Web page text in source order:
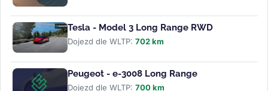
Tesla - Model 3 Long Range RWD
Dojezd dle WLTP: 702 km
Peugeot - e-3008 Long Range
Dojezd dle WLTP: 700 km